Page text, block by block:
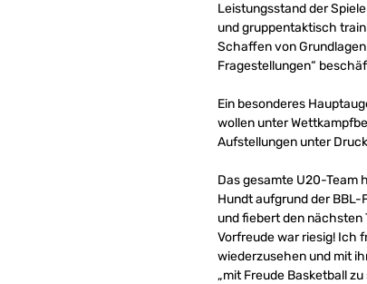
Leistungsstand der
und gruppentaktisch
Schaffen von
Fragestellungen“
Ein besonderes
wollen unter
Aufstellungen unter
Das gesamte U20-Team
Hundt aufgrund der BBL-
und fiebert den nächsten
Vorfreude war riesig! Ich
wiederzusehen und mit
„mit Freude Basketball